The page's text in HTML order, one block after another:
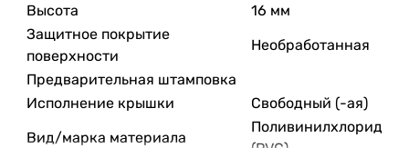
Высота
16 мм
Защитное покрытие
поверхности
Необработанная
Предварительная штамповка
Исполнение крышки
Свободный (-ая)
Вид/марка материала
Поливинилхлорид